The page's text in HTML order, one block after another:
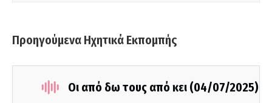
Προηγούμενα Ηχητικά Εκπομπής
Οι από δω τους από κει (04/07/2025)